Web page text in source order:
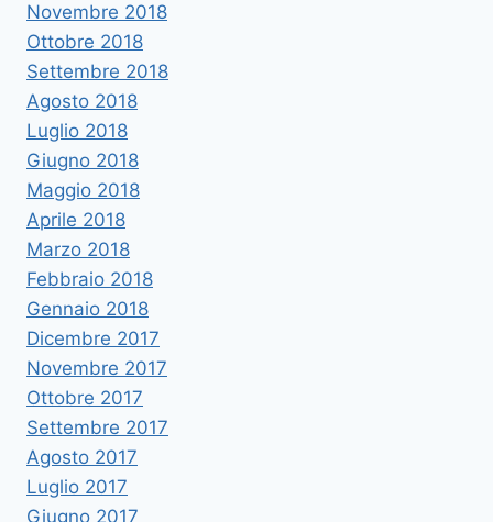
Novembre 2018
Ottobre 2018
Settembre 2018
Agosto 2018
Luglio 2018
Giugno 2018
Maggio 2018
Aprile 2018
Marzo 2018
Febbraio 2018
Gennaio 2018
Dicembre 2017
Novembre 2017
Ottobre 2017
Settembre 2017
Agosto 2017
Luglio 2017
Giugno 2017